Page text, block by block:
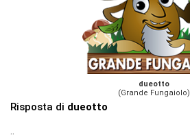
dueotto
(Grande Fungaiolo)
Risposta di dueotto
..